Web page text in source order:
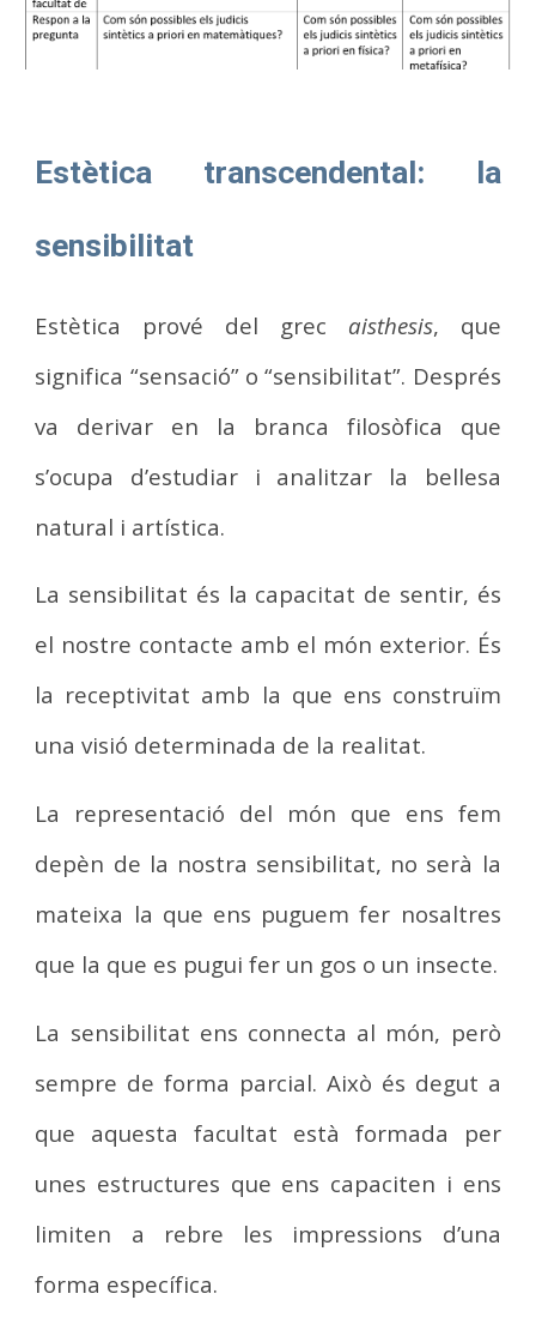
Estètica transcendental: la
sensibilitat
Estètica prové del grec aisthesis, que
significa “sensació” o “sensibilitat”. Després
va derivar en la branca filosòfica que
s’ocupa d’estudiar i analitzar la bellesa
natural i artística.
La sensibilitat és la capacitat de sentir, és
el nostre contacte amb el món exterior. És
la receptivitat amb la que ens construïm
una visió determinada de la realitat.
La representació del món que ens fem
depèn de la nostra sensibilitat, no serà la
mateixa la que ens puguem fer nosaltres
que la que es pugui fer un gos o un insecte.
La sensibilitat ens connecta al món, però
sempre de forma parcial. Això és degut a
que aquesta facultat està formada per
unes estructures que ens capaciten i ens
limiten a rebre les impressions d’una
forma específica.